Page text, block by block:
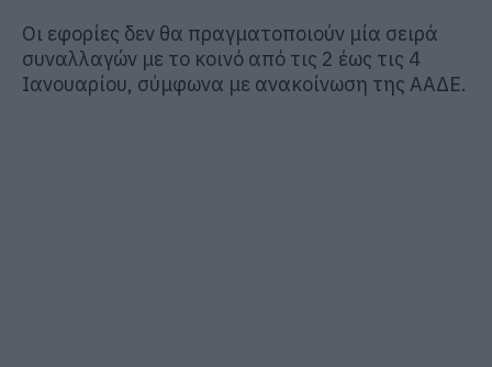
Οι εφορίες δεν θα πραγματοποιούν μία σειρά
συναλλαγών με το κοινό από τις 2 έως τις 4
Ιανουαρίου, σύμφωνα με ανακοίνωση της ΑΑΔΕ.